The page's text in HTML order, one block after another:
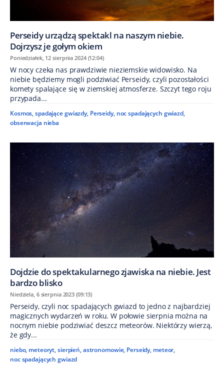
Perseidy urządzą spektakl na naszym niebie.
Dojrzysz je gołym okiem
Poniedziałek, 12 sierpnia 2024 (12:04)
W nocy czeka nas prawdziwie nieziemskie widowisko. Na
niebie będziemy mogli podziwiać Perseidy, czyli pozostałości
komety spalające się w ziemskiej atmosferze. Szczyt tego roju
przypada...
Kosmos,spadające gwiazdy, Perseidy, noc spadających gwiazd,
obserwacja nieba
Dojdzie do spektakularnego zjawiska na niebie. Jest
bardzo blisko
Niedziela, 6 sierpnia 2023 (09:13)
Perseidy, czyli noc spadających gwiazd to jedno z najbardziej
magicznych wydarzeń w roku. W połowie sierpnia można na
nocnym niebie podziwiać deszcz meteorów. Niektórzy wierzą,
że gdy...
niebo, meteoryt,sierpień,astronomowie, Perseidy, meteor,
noc spadających gwiazd